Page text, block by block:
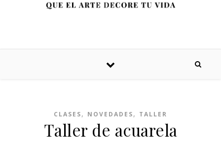
CLASES, NOVEDADES, TALLER
Taller de acuarela